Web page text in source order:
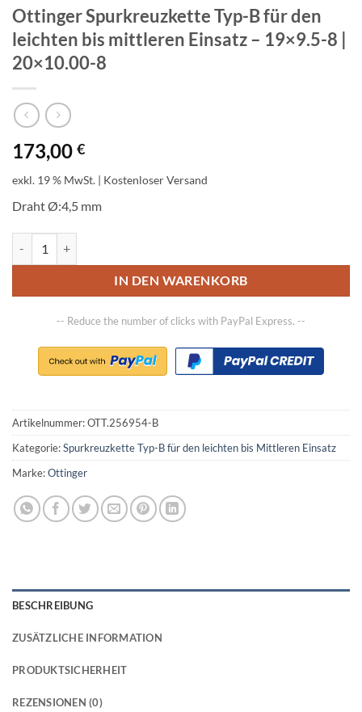
Ottinger Spurkreuzkette Typ-B für den
leichten bis mittleren Einsatz – 19×9.5-8 |
20×10.00-8
173,00 €
exkl. 19 % MwSt. | Kostenloser Versand
Draht Ø:4,5 mm
IN DEN WARENKORB
-- Reduce the number of clicks with PayPal Express. --
Artikelnummer:OTT.256954-B
Kategorie:Spurkreuzkette Typ-B für den leichten bis Mittleren Einsatz
Marke:Ottinger
BESCHREIBUNG
ZUSÄTZLICHE INFORMATION
PRODUKTSICHERHEIT
REZENSIONEN (0)